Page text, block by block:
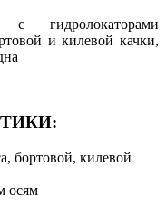
гидролокаторами
и килевой качки,
бортовой, килевой
осям